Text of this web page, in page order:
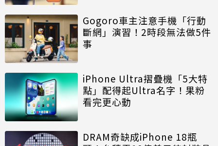
Gogoro車主注意手機「行動
斷網」演習！2時段無法做5件
事
iPhone Ultra摺疊機「5大特
點」配得起Ultra名字！果粉
看完更心動
DRAM奇缺成iPhone 18瓶